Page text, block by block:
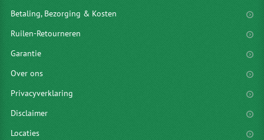
Betaling, Bezorging & Kosten
Ruilen-Retourneren
Garantie
Over ons
Privacyverklaring
Disclaimer
Locaties